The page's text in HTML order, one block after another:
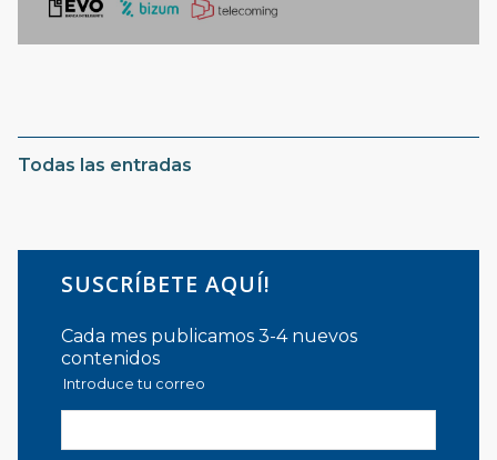
Todas las entradas
SUSCRÍBETE AQUÍ!
Cada mes publicamos 3-4 nuevos
contenidos
Introduce tu correo